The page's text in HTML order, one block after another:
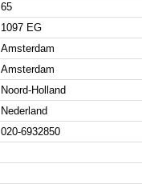
65
1097 EG
Amsterdam
Amsterdam
Noord-Holland
Nederland
020-6932850